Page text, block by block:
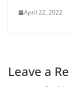
April 22, 2022
Leave a